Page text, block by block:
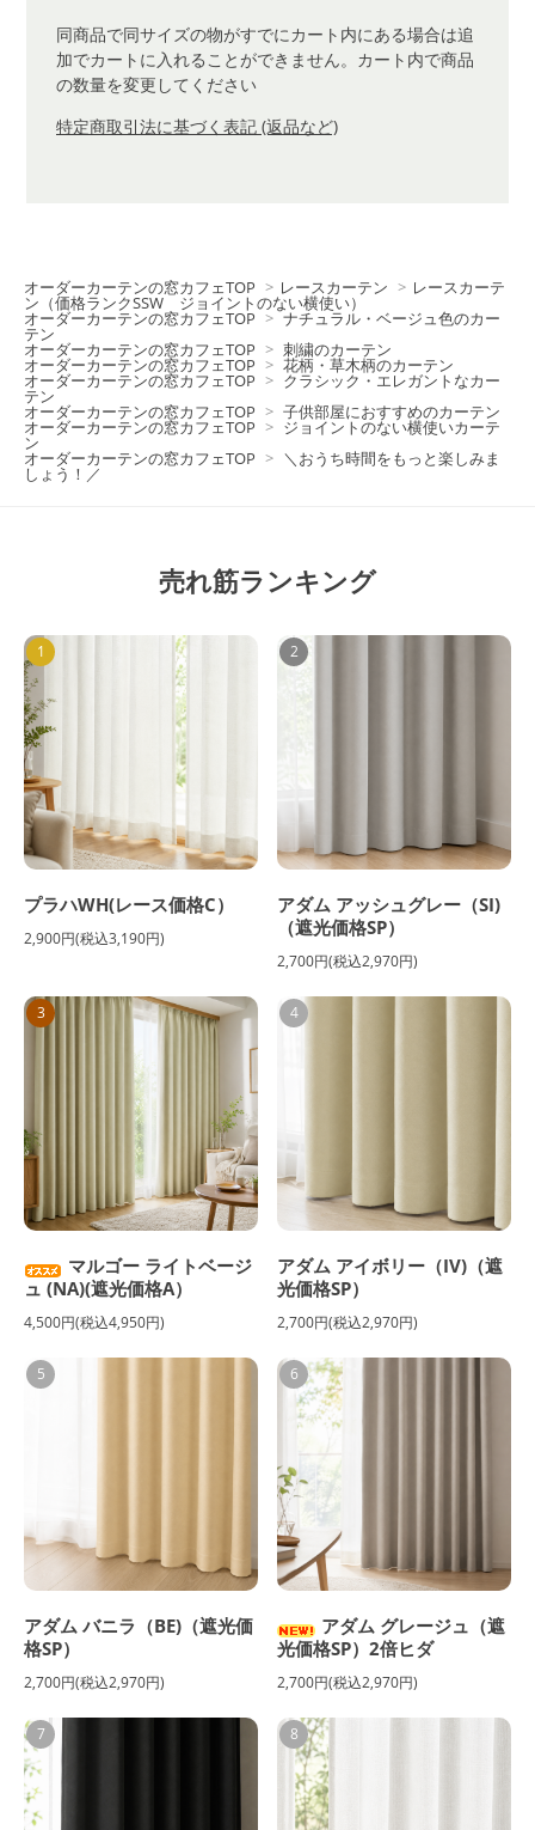
同商品で同サイズの物がすでにカート内にある場合は追
加でカートに入れることができません。カート内で商品
の数量を変更してください
特定商取引法に基づく表記 (返品など)
オーダーカーテンの窓カフェTOP > レースカーテン > レースカーテ
ン（価格ランクSSW ジョイントのない横使い）
オーダーカーテンの窓カフェTOP > ナチュラル・ベージュ色のカー
テン
オーダーカーテンの窓カフェTOP > 刺繍のカーテン
オーダーカーテンの窓カフェTOP > 花柄・草木柄のカーテン
オーダーカーテンの窓カフェTOP > クラシック・エレガントなカー
テン
オーダーカーテンの窓カフェTOP > 子供部屋におすすめのカーテン
オーダーカーテンの窓カフェTOP > ジョイントのない横使いカーテ
ン
オーダーカーテンの窓カフェTOP > ＼おうち時間をもっと楽しみま
しょう！／
売れ筋ランキング
1
プラハWH(レース価格C）
2,900円(税込3,190円)
2
アダム アッシュグレー（SI)
（遮光価格SP）
2,700円(税込2,970円)
3
マルゴー ライトベージ
ュ (NA)(遮光価格A）
4,500円(税込4,950円)
4
アダム アイボリー（IV)（遮
光価格SP）
2,700円(税込2,970円)
5
アダム バニラ（BE)（遮光価
格SP）
2,700円(税込2,970円)
6
アダム グレージュ（遮
光価格SP）2倍ヒダ
2,700円(税込2,970円)
7 8